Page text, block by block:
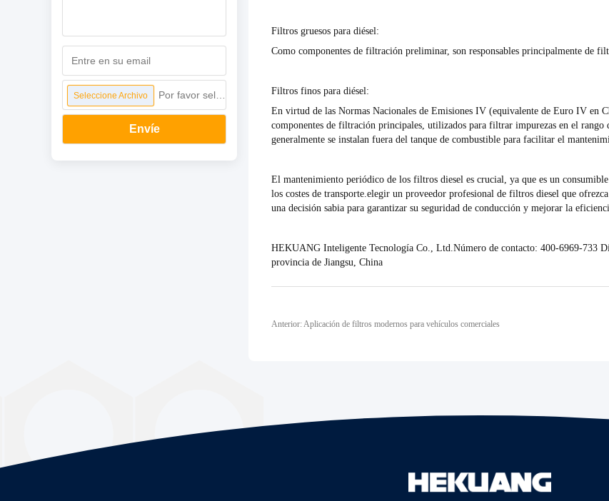
Seleccione Archivo
Envíe
Filtros gruesos para diésel:
Como componentes de filtración preliminar, son responsables principalmente de
Filtros finos para diésel:
En virtud de las Normas Nacionales de Emisiones IV (equivalente de Euro IV en
componentes de filtración principales, utilizados para filtrar impurezas en el
generalmente se instalan fuera del tanque de combustible para facilitar el
El mantenimiento periódico de los filtros diesel es crucial, ya que es un
los costes de transporte.elegir un proveedor profesional de filtros diesel que
una decisión sabia para garantizar su seguridad de conducción y mejorar la
HEKUANG Inteligente Tecnología Co., Ltd.Número de contacto: 400-6969-733
provincia de Jiangsu, China
Anterior: Aplicación de filtros modernos para vehículos comerciales